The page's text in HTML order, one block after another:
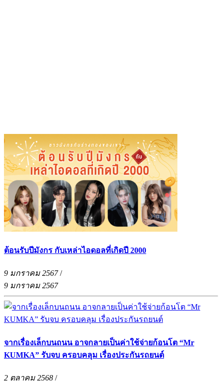
ต้อนรับปีมังกร กับเหล่าไอดอลที่เกิดปี 2000
9 มกราคม 2567/
9 มกราคม 2567
จากเรื่องเล็กบนถนน อาจกลายเป็นค่าใช้จ่ายก้อนโต “Mr
KUMKA” รับจบ ครอบคลุม เรื่องประกันรถยนต์
2 ตุลาคม 2568 /